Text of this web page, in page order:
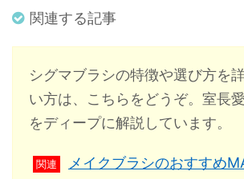
関連する記事
シグマブラシの特徴や選び方を
い方は、こちらをどうぞ。室長
をディープに解説しています。
関連
メイクブラシのおすすめ